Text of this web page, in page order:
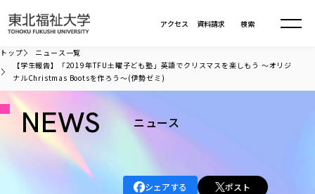
資料請求
アクセス 検索
大学について
大学理念
学部・大学院
学部・大学院TOP
トップ
ニュース一覧
【学生報告】「2019年TFU土曜子ども塾」英語でクリスマスを楽しもう ～オリジ
ナルChristmas Bootsを作ろう～(伊勢ゼミ)
NEWS ニュース
シェアする ポスト